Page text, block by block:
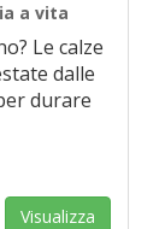
a vita
Le calze
dalle
durare
Visualizza